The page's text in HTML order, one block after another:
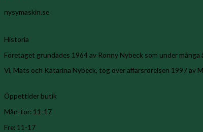
nysymaskin.se
Historia
Företaget grundades 1964 av Ronny Nybeck som under
Vi, Mats och Katarina Nybeck, tog över affärsrörelsen 1997 av
Öppettider butik
Mån-tor: 11-17
Fre: 11-17